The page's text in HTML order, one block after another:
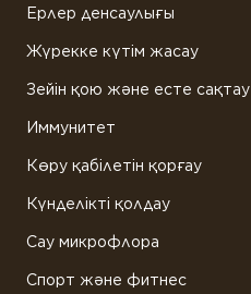
Ерлер денсаулығы
Жүрекке күтім жасау
Зейін қою және есте сақтау
Иммунитет
Көру қабілетін қорғау
Күнделікті қолдау
Сау микрофлора
Спорт және фитнес